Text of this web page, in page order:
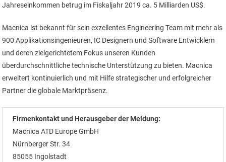
Jahreseinkommen betrug im Fiskaljahr 2019 ca. 5 Milliarden US$.
Macnica ist bekannt für sein exzellentes Engineering Team mit mehr als
900 Applikationsingenieuren, IC Designern und Software Entwicklern
und deren zielgerichtetem Fokus unseren Kunden
überdurchschnittliche technische Unterstützung zu bieten. Macnica
erweitert kontinuierlich und mit Hilfe strategischer und erfolgreicher
Partner die globale Marktpräsenz.
Firmenkontakt und Herausgeber der Meldung:
Macnica ATD Europe GmbH
Nürnberger Str. 34
85055 Ingolstadt